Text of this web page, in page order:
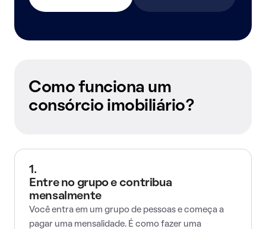
Como funciona um
consórcio imobiliário?
1.
Entre no grupo e contribua
mensalmente
Você entra em um grupo de pessoas e começa a
pagar uma mensalidade. É como fazer uma